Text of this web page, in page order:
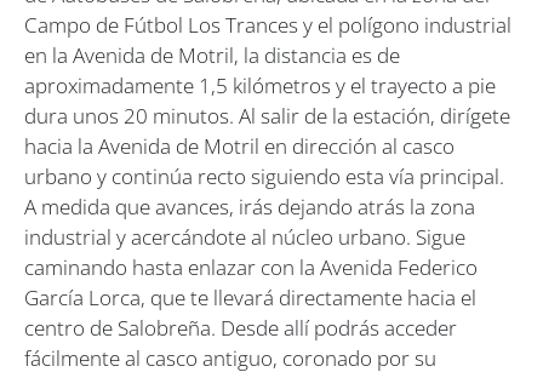
Campo de Fútbol Los Trances y el polígono industrial
en la Avenida de Motril, la distancia es de
aproximadamente 1,5 kilómetros y el trayecto a pie
dura unos 20 minutos. Al salir de la estación, dirígete
hacia la Avenida de Motril en dirección al casco
urbano y continúa recto siguiendo esta vía principal.
A medida que avances, irás dejando atrás la zona
industrial y acercándote al núcleo urbano. Sigue
caminando hasta enlazar con la Avenida Federico
García Lorca, que te llevará directamente hacia el
centro de Salobreña. Desde allí podrás acceder
fácilmente al casco antiguo, coronado por su